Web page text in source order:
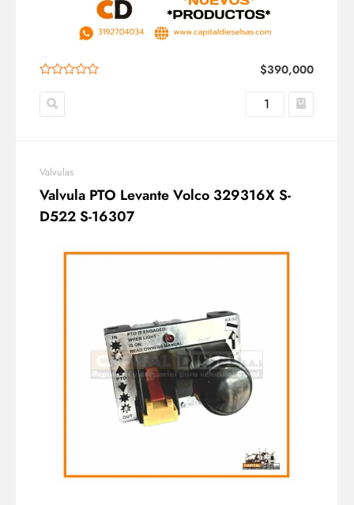
$390,000
Valvulas
Valvula PTO Levante Volco 329316X S-
D522 S-16307